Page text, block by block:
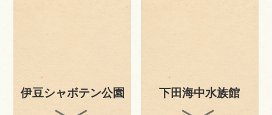
伊豆シャボテン公園 下田海中水族館